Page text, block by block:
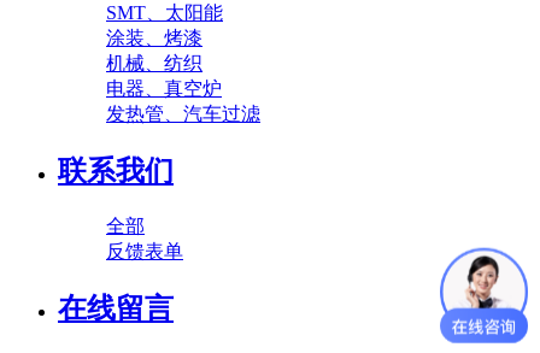
SMT、太阳能
涂装、烤漆
机械、纺织
电器、真空炉
发热管、汽车过滤
联系我们
全部
反馈表单
在线留言